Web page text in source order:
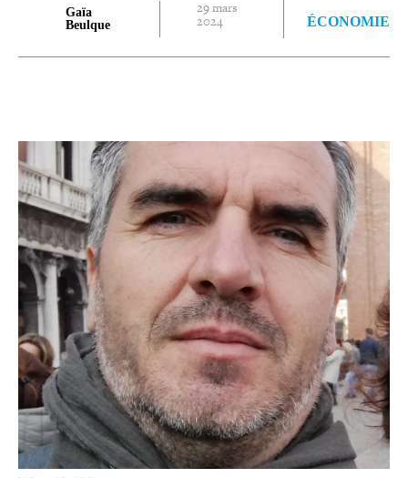
Gaïa
Beulque
29 mars
2024 ÉCONOMIE